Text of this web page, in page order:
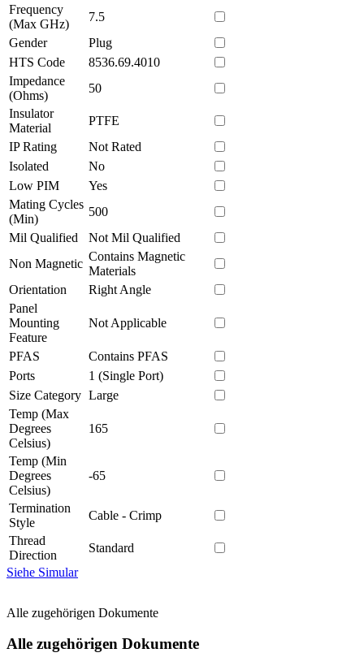
Frequency
(Max GHz)
7.5
Gender
Plug
HTS Code
8536.69.4010
Impedance
(Ohms)
50
Insulator
Material
PTFE
IP Rating
Not Rated
Isolated
No
Low PIM
Yes
Mating Cycles
(Min)
500
Mil Qualified
Not Mil Qualified
Non Magnetic
Contains Magnetic
Materials
Orientation
Right Angle
Panel
Mounting
Feature
Not Applicable
PFAS
Contains PFAS
Ports
1 (Single Port)
Size Category Large
Temp (Max
Degrees
Celsius)
165
Temp (Min
Degrees
Celsius)
-65
Termination
Style
Cable - Crimp
Thread
Direction
Standard
Siehe Simular
Alle zugehörigen Dokumente
Alle zugehörigen Dokumente